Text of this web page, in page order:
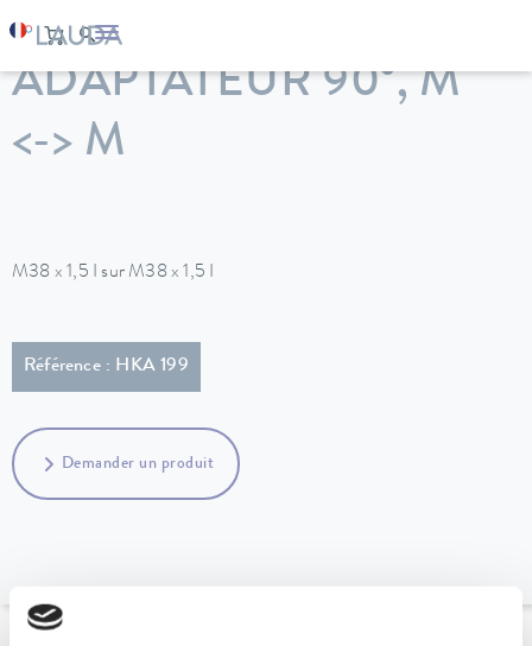
LAUDA Appareils de thermorégulation
ADAPTATEUR 90°, M
<-> M
M38 x 1,5 I sur M38 x 1,5 I
Référence : HKA 199
Demander un produit